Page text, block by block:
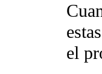
el